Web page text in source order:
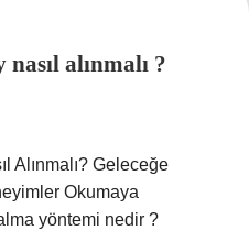
alınmalı ?
Alınmalı? Geleceğe
Okumaya
yöntemi nedir ?